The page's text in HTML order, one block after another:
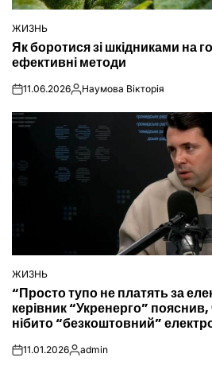
ОПУБЛІКУВАТИ
У
ЖИЗНЬ
Як боротися зі шкідниками на
ефективні методи
on11.06.2026Опубліковано
Наумова Вікторія
ОПУБЛІКУВАТИ
У
ЖИЗНЬ
“Просто тупо не платять за
керівник “Укренерго”
нібито “безкоштовний”
on11.01.2026Опубліковано
admin